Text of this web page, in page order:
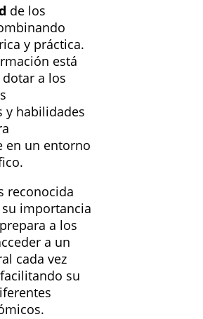
de los
y práctica.
está
a los
y habilidades
en un entorno
reconocida
importancia
a los
a un
cada vez
su